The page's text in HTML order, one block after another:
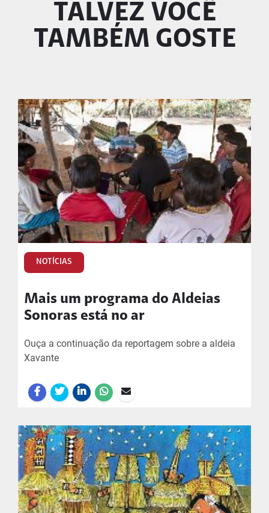
TALVEZ VOCÊ
TAMBÉM GOSTE
NOTÍCIAS
Mais um programa do Aldeias
Sonoras está no ar
Ouça a continuação da reportagem sobre a aldeia
Xavante